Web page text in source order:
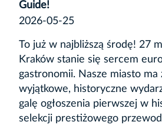
Guide!
2026-05-25
To już w najbliższą środę! 27
Kraków stanie się sercem
gastronomii. Nasze miasto ma
wyjątkowe, historyczne
galę ogłoszenia pierwszej w
selekcji prestiżowego